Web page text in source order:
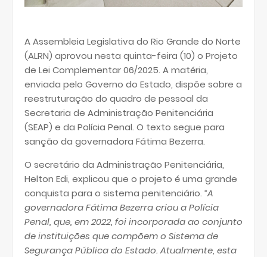
A Assembleia Legislativa do Rio Grande do Norte
(ALRN) aprovou nesta quinta-feira (10) o Projeto
de Lei Complementar 06/2025. A matéria,
enviada pelo Governo do Estado, dispõe sobre a
reestruturação do quadro de pessoal da
Secretaria de Administração Penitenciária
(SEAP) e da Polícia Penal. O texto segue para
sanção da governadora Fátima Bezerra.
O secretário da Administração Penitenciária,
Helton Edi, explicou que o projeto é uma grande
conquista para o sistema penitenciário. “A
governadora Fátima Bezerra criou a Polícia
Penal, que, em 2022, foi incorporada ao conjunto
de instituições que compõem o Sistema de
Segurança Pública do Estado. Atualmente, esta